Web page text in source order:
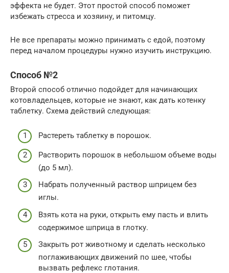
эффекта не будет. Этот простой способ поможет
избежать стресса и хозяину, и питомцу.
Не все препараты можно принимать с едой, поэтому
перед началом процедуры нужно изучить инструкцию.
Способ №2
Второй способ отлично подойдет для начинающих
котовладельцев, которые не знают, как дать котенку
таблетку. Схема действий следующая:
Растереть таблетку в порошок.
Растворить порошок в небольшом объеме воды
(до 5 мл).
Набрать полученный раствор шприцем без
иглы.
Взять кота на руки, открыть ему пасть и влить
содержимое шприца в глотку.
Закрыть рот животному и сделать несколько
поглаживающих движений по шее, чтобы
вызвать рефлекс глотания.